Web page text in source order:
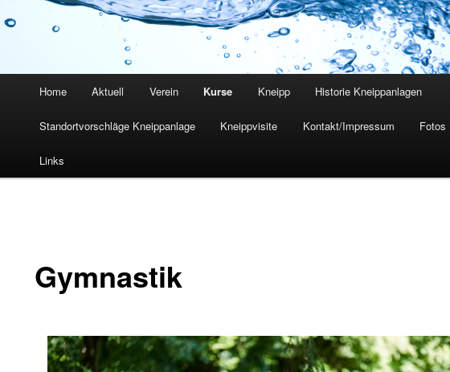
HauptmenüHome Aktuell Verein Kurse Kneipp Historie Kneippanlagen
Standortvorschläge Kneippanlage Kneippvisite Kontakt/Impressum Fotos
Links
Gymnastik